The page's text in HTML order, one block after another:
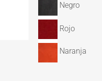
Negro
Rojo
Naranja